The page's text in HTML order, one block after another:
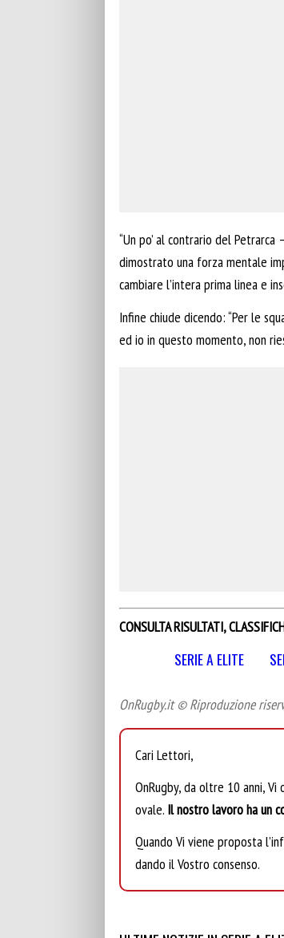
“Un po’ al contrario del
dimostrato una forza mentale
cambiare l’intera prima linea e
Infine chiude dicendo: “Per le
ed io in questo momento, non
CONSULTA RISULTATI,
SERIE A ELITE
OnRugby.it © Riproduzione
Cari Lettori,
OnRugby, da oltre 10 anni,
ovale. Il nostro lavoro ha un
Quando Vi viene proposta
dando il Vostro consenso.